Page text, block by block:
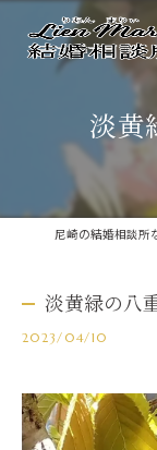
淡黄
淡黄緑の八
2023/04/10